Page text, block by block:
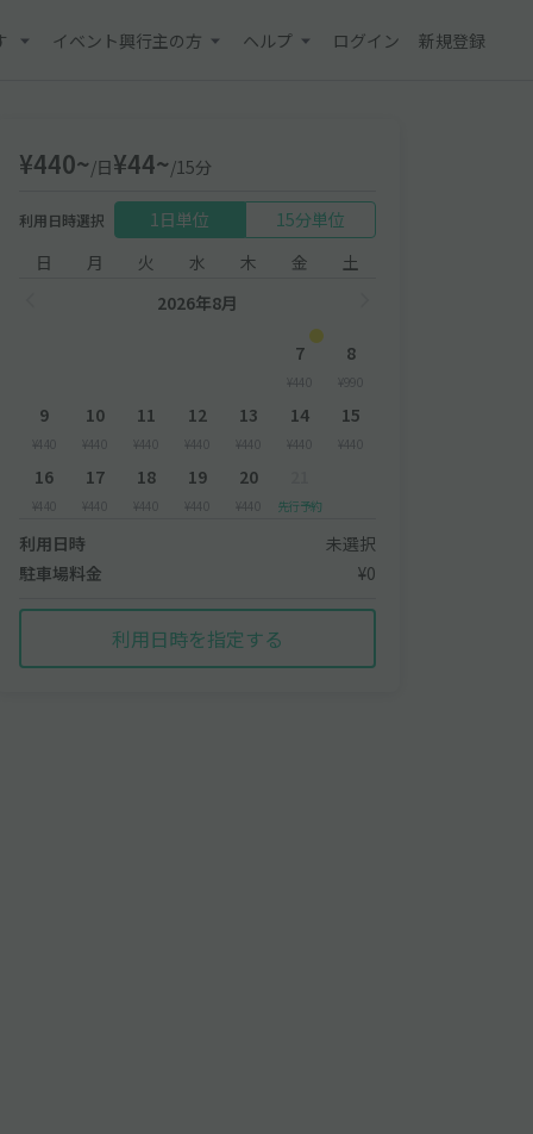
イベント興行主の方 ヘルプ ログイン 新規登録
¥440~/日¥44~/15分
利用日時選択 1日単位
15分単位
日
月 火 水 木 金
土
2026年8月
7
¥440
8
¥990
9
¥440
10
¥440
11
¥440
12
¥440
13
¥440
14
¥440
15
¥440
16
¥440
17
¥440
18
¥440
19
¥440
20
¥440 先行予約
利用日時
未選択
駐車場料金
¥0
利用日時を指定する